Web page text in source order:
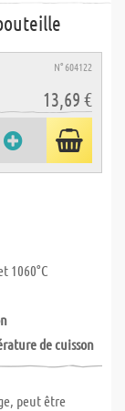
N° 604122
13,69 €
1060°C
de cuisson
peut être